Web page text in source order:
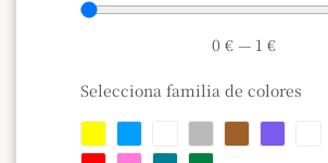
0 €— 1 €
Selecciona familia de colores